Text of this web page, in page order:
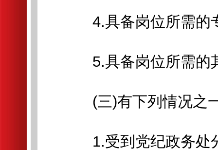
4.具备岗位所需的
5.具备岗位所需的
(三)有下列情况之
1.受到党纪政务处